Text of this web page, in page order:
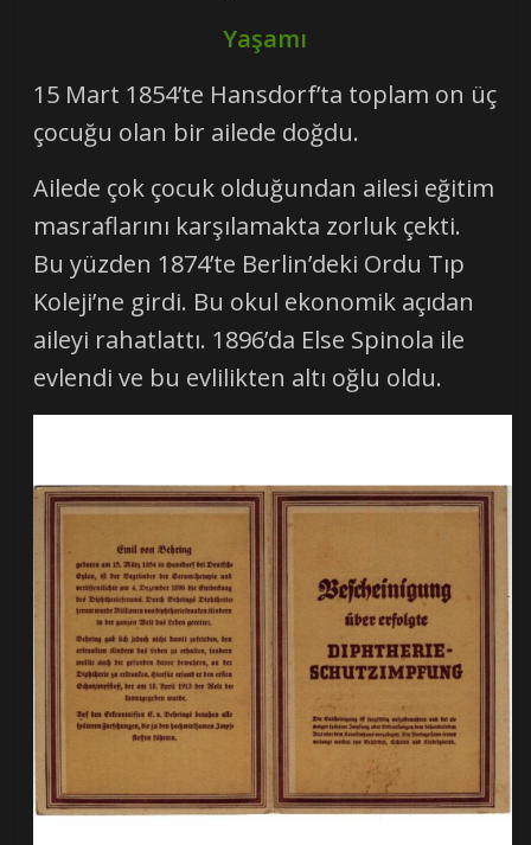
Yaşamı
15 Mart 1854’te Hansdorf’ta toplam on üç
çocuğu olan bir ailede doğdu.
Ailede çok çocuk olduğundan ailesi eğitim
masraflarını karşılamakta zorluk çekti.
Bu yüzden 1874’te Berlin’deki Ordu Tıp
Koleji’ne girdi. Bu okul ekonomik açıdan
aileyi rahatlattı. 1896’da Else Spinola ile
evlendi ve bu evlilikten altı oğlu oldu.